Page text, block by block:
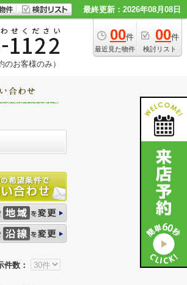
最終更新：2026年08月08日
00件
最近見た物件
00件
検討リスト
お客様のみ）
件数：